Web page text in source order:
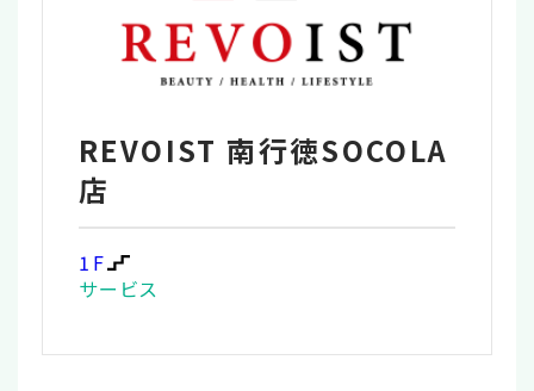
REVOIST 南行徳SOCOLA
店
1F
サービス